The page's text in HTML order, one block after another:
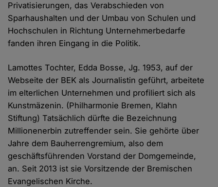
Privatisierungen, das Verabschieden von
Sparhaushalten und der Umbau von Schulen und
Hochschulen in Richtung Unternehmerbedarfe
fanden ihren Eingang in die Politik.
Lamottes Tochter, Edda Bosse, Jg. 1953, auf der
Webseite der BEK als Journalistin geführt, arbeitete
im elterlichen Unternehmen und profiliert sich als
Kunstmäzenin. (Philharmonie Bremen, Klahn
Stiftung) Tatsächlich dürfte die Bezeichnung
Millionenerbin zutreffender sein. Sie gehörte über
Jahre dem Bauherrengremium, also dem
geschäftsführenden Vorstand der Domgemeinde,
an. Seit 2013 ist sie Vorsitzende der Bremischen
Evangelischen Kirche.